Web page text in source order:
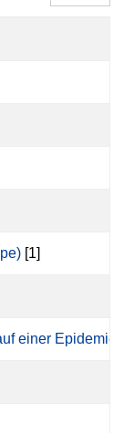
[1]
einer Epidemie